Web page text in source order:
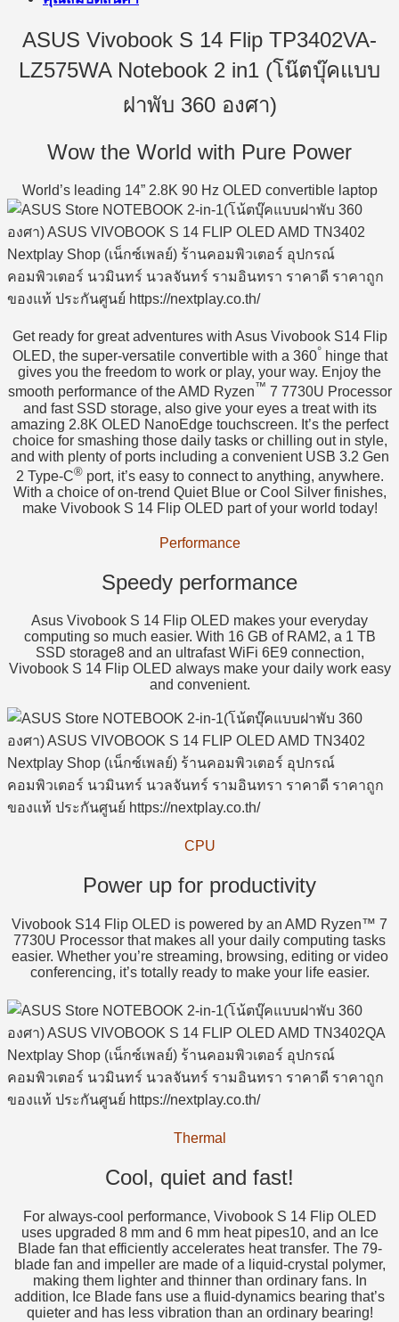
ASUS Vivobook S 14 Flip TP3402VA-
LZ575WA Notebook 2 in1 (โน๊ตบุ๊คแบบ
ฝาพับ 360 องศา)
Wow the World with Pure Power
World’s leading 14” 2.8K 90 Hz OLED convertible laptop
Get ready for great adventures with Asus Vivobook S14 Flip
OLED, the super-versatile convertible with a 360° hinge that
gives you the freedom to work or play, your way. Enjoy the
smooth performance of the AMD Ryzen™ 7 7730U Processor
and fast SSD storage, also give your eyes a treat with its
amazing 2.8K OLED NanoEdge touchscreen. It’s the perfect
choice for smashing those daily tasks or chilling out in style,
and with plenty of ports including a convenient USB 3.2 Gen
2 Type-C®port, it’s easy to connect to anything, anywhere.
With a choice of on-trend Quiet Blue or Cool Silver finishes,
make Vivobook S 14 Flip OLED part of your world today!
Performance
Speedy performance
Asus Vivobook S 14 Flip OLED makes your everyday
computing so much easier. With 16 GB of RAM2, a 1 TB
SSD storage8 and an ultrafast WiFi 6E9 connection,
Vivobook S 14 Flip OLED always make your daily work easy
and convenient.
CPU
Power up for productivity
Vivobook S14 Flip OLED is powered by an AMD Ryzen™ 7
7730U Processor that makes all your daily computing tasks
easier. Whether you’re streaming, browsing, editing or video
conferencing, it’s totally ready to make your life easier.
Thermal
Cool, quiet and fast!
For always-cool performance, Vivobook S 14 Flip OLED
uses upgraded 8 mm and 6 mm heat pipes10, and an Ice
Blade fan that efficiently accelerates heat transfer. The 79-
blade fan and impeller are made of a liquid-crystal polymer,
making them lighter and thinner than ordinary fans. In
addition, Ice Blade fans use a fluid-dynamics bearing that’s
quieter and has less vibration than an ordinary bearing!